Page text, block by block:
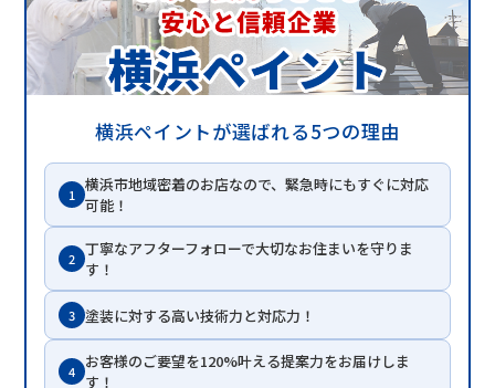
横浜ペイントが選ばれる5つの理由
1
横浜市地域密着のお店なので、緊急時にもすぐに対応
可能！
2 丁寧なアフターフォローで大切なお住まいを守りま
す！
3 塗装に対する高い技術力と対応力！
4
お客様のご要望を120%叶える提案力をお届けしま
す！